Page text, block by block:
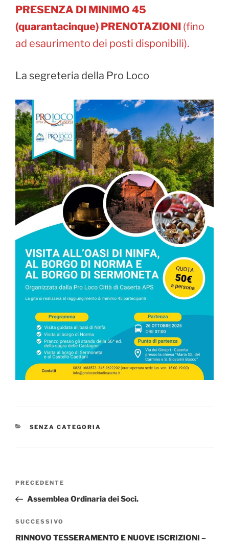
PRESENZA DI MINIMO 45
(quarantacinque) PRENOTAZIONI (fino
ad esaurimento dei posti disponibili).
La segreteria della Pro Loco
CATEGORIE
SENZA CATEGORIA
Navigazione
Articolo
precedente:
PRECEDENTE
Assemblea Ordinaria dei Soci.
Articolo
successivo
SUCCESSIVO
RINNOVO TESSERAMENTO E NUOVE ISCRIZIONI –